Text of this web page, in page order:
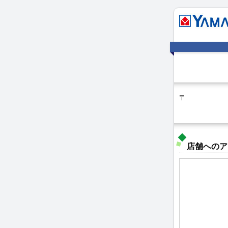
〒
店舗への